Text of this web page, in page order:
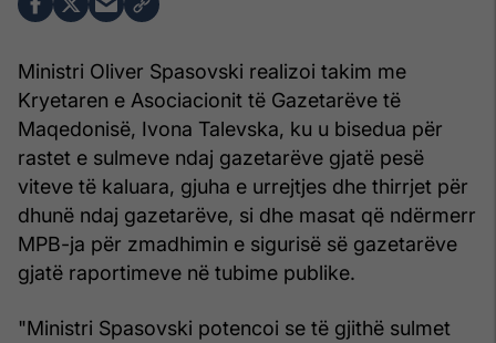
Ministri Oliver Spasovski realizoi takim me
Kryetaren e Asociacionit të Gazetarëve të
Maqedonisë, Ivona Talevska, ku u bisedua për
rastet e sulmeve ndaj gazetarëve gjatë pesë
viteve të kaluara, gjuha e urrejtjes dhe thirrjet për
dhunë ndaj gazetarëve, si dhe masat që ndërmerr
MPB-ja për zmadhimin e sigurisë së gazetarëve
gjatë raportimeve në tubime publike.
"Ministri Spasovski potencoi se të gjithë sulmet